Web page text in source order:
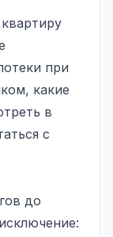
при
какие
в
с
до